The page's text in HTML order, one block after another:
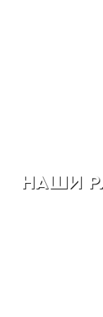
НАШИ